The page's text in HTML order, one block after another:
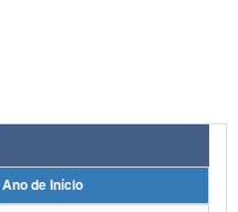
Humanos
Ano de Início